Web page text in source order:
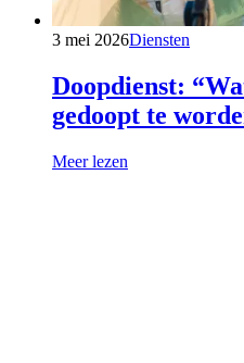
3 mei 2026Diensten
Doopdienst:
gedoopt te
Meer lezen